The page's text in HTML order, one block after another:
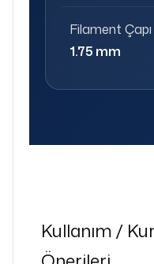
Filament Çapı
1.75 mm
Kullanım /